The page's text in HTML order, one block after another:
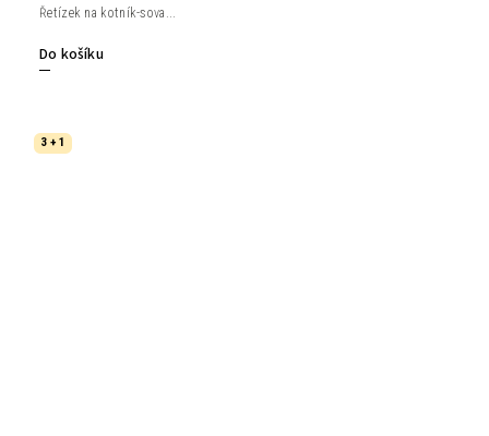
Do košíku
Řetízek na kotník-sova...
3 + 1